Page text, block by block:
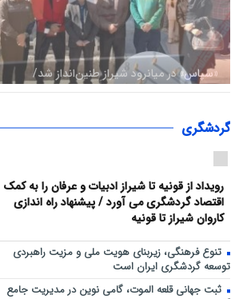
«سپاس» در میانرود شیراز طنین‌انداز شد/
گردشگری
رویداد از قونیه تا شیراز ادبیات و عرفان را به کمک
اقتصاد گردشگری می آورد / پیشنهاد راه اندازی
کاروان شیراز تا قونیه
تنوع فرهنگی، زیربنای هویت ملی و مزیت راهبردی
توسعه گردشگری ایران است
ثبت جهانی قلعه الموت، گامی نوین در مدیریت جامع